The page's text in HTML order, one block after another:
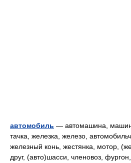
автомобиль — автомашина,
тачка, железка, железо,
железный конь, жестянка, мотор,
друг, (авто)шасси, членовоз,